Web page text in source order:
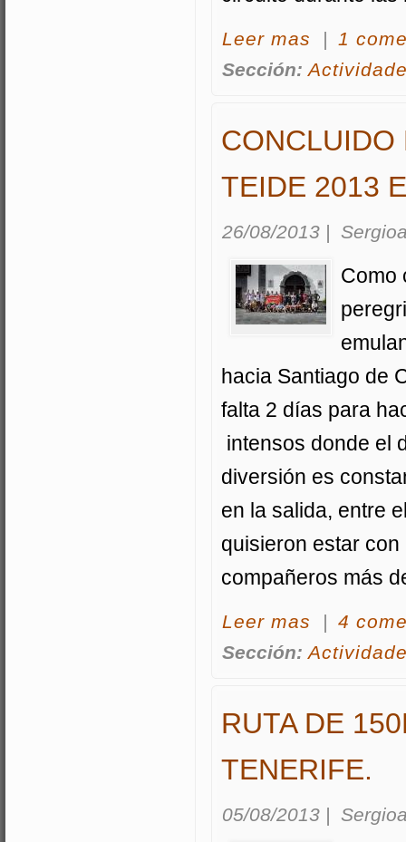
Leer mas acerca Primer
| 1
Sección:
CONCLUIDO
TEIDE 2013
26/08/2013 |
Como
hacia Santiago de
falta 2 días para
intensos donde el
diversión es
en la salida, entre
quisieron estar
compañeros más
Leer mas acerca
| 4
Sección:
RUTA DE
TENERIFE.
05/08/2013 |